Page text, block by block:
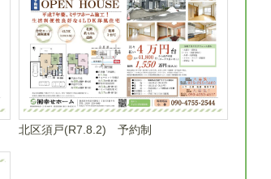
北区須戸(R7.8.2) 予約制